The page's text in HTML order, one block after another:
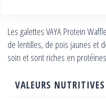
Les galettes VAYA Protein
de lentilles, de pois jaunes et
soin et sont riches en
VALEURS NUTRITIVES